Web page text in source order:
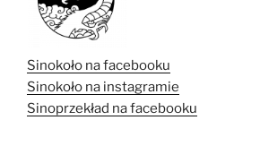
Sinokoło na facebooku
Sinokoło na instagramie
Sinoprzekład na facebooku